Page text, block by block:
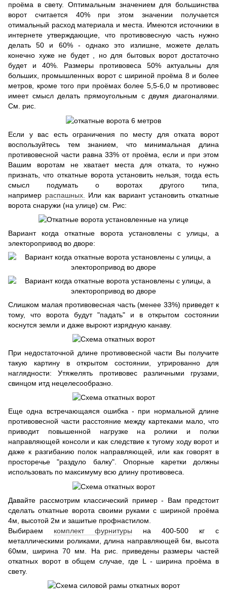
проёма в свету. Оптимальным значением для большинства
ворот считается 40% при этом значении получается
отимальный расход материала и места. Имеются источники в
интернете утверждающие, что противовесную часть нужно
делать 50 и 60% - однако это излишне, можете делать
конечно хуже не будет , но для бытовых ворот достаточно
будет и 40%. Размеры противовеса 50% актуальны для
больших, промышленных ворот с шириной проёма 8 и более
метров, кроме того при проёмах более 5,5-6,0 м противовес
имеет смысл делать прямоугольным с двумя диагоналями.
См. рис.
Если у вас есть ограничения по месту для отката ворот
воспользуйтесь тем знанием, что минимальная длина
противовесной части равна 33% от проёма, если и при этом
Вашим воротам не хватает места для отката, то нужно
признать, что откатные ворота установить нельзя, тогда есть
смысл подумать о воротах другого типа,
например распашных.
Или как вариант установить откатные
ворота снаружи (на улице) см. Рис:
Вариант когда откатные ворота установлены с улицы, а
электоропривод во дворе:
Слишком малая противовесная часть (менее 33%) приведет к
тому, что ворота будут "падать" и в открытом состоянии
коснутся земли и даже выроют изрядную канаву.
При недостаточной длине противовесной части Вы получите
такую картину в открытом состоянии, утрированно для
наглядности: Утяжелять противовес различными грузами,
свинцом итд нецелесообразно.
Еще одна встречающаяся ошибка - при нормальной длине
противовесной части расстояние между картеками мало, что
приводит повышенной нагрузке на ролики и полки
направляющей консоли и как следствие к тугому ходу ворот и
даже к разгибанию полок направляющей, или как говорят в
просторечье "раздуло балку". Опорные каретки должны
использовать по максимуму всю длину противовеса.
Давайте рассмотрим классический пример - Вам предстоит
сделать откатные ворота своими руками с шириной проёма
4м, высотой 2м и зашитые профнастилом.
Выбираем комплект фурнитуры на 400-500 кг с
металлическими роликами, длина направляющей 6м, высота
60мм, ширина 70 мм. На рис. приведены размеры частей
откатных ворот в общем случае, где L - ширина проёма в
свету.